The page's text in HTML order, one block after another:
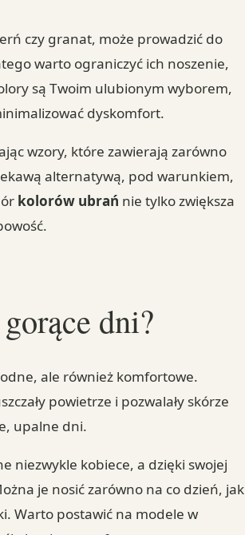
czy granat, może prowadzić do
warto ograniczyć ich noszenie,
są Twoim ulubionym wyborem,
dyskomfort.
wzory, które zawierają zarówno
alternatywą, pod warunkiem,
kolorów ubrań nie tylko zwiększa
dni?
ale również komfortowe.
powietrze i pozwalały skórze
upalne dni.
niezwykle kobiece, a dzięki swojej
je nosić zarówno na co dzień, jak
Warto postawić na modele w